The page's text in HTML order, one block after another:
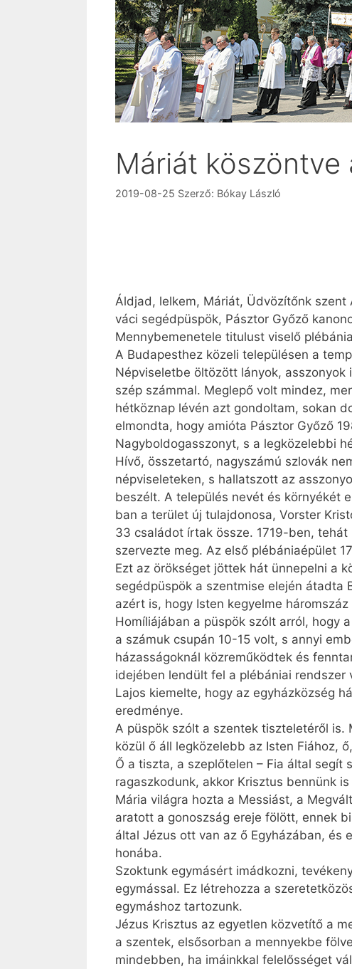
Máriát
2019-08-25 Szerző: Bókay László
Áldjad, lelkem, Máriát, Üdvözítőnk szent
váci segédpüspök, Pásztor Győző
Mennybemenetele titulust viselő
A Budapesthez közeli településen a
Népviseletbe öltözött lányok,
szép számmal. Meglepő volt mind­ez,
hétköznap lévén azt gondoltam, sokan
elmondta, hogy amióta Pásztor Győző
Nagyboldogasszonyt, s a legközelebbi
Hívő, összetartó, nagyszámú szlovák
népviseleteken, s hallatszott az
beszélt. A település nevét és környékét
ban a terület új tulajdonosa, Vorster
33 családot írtak össze. 1719-ben,
szervezte meg. Az első plébániaépület
Ezt az örökséget jöttek hát ünnepelni a
segédpüspök a szentmise elején átadta
azért is, hogy Isten kegyelme
Homíliájában a püspök szólt arról, hogy
a számuk csupán 10-15 volt, s annyi
házasságoknál közreműködtek és
idejében lendült fel a plébániai rendszer
Lajos kiemelte, hogy az egyházközség
eredménye.
A püspök szólt a szentek tiszteletéről
közül ő áll legközelebb az Isten Fiához,
Ő a tiszta, a szeplőtelen – Fia által segít
ragaszkodunk, akkor Krisztus bennünk
Mária világra hozta a Messiást, a
aratott a gonoszság ereje fölött, ennek
által Jézus ott van az ő Egyházában, és
honába.
Szoktunk egymásért imádkozni,
egymással. Ez létrehozza a
egymáshoz tartozunk.
Jézus Krisztus az egyetlen közvetítő a
a szentek, elsősorban a mennyekbe
mindebben, ha imáinkkal felelősséget